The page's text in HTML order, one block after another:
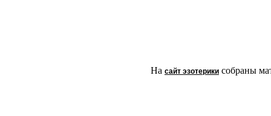
На сайт эзотерики собраны